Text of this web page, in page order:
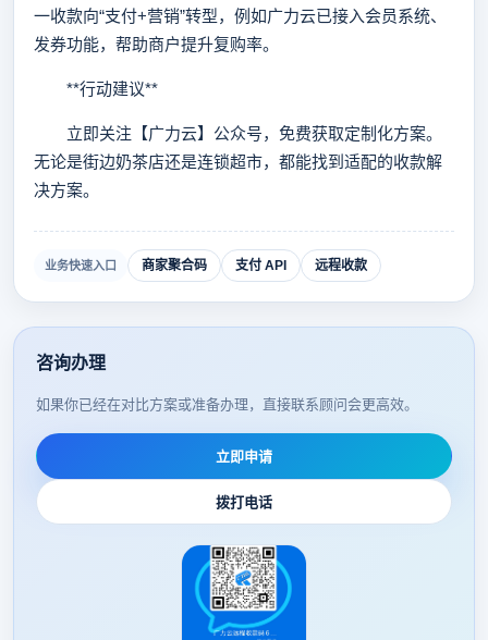
一收款向“支付+营销”转型，例如广力云已接入会员系统、
发券功能，帮助商户提升复购率。
**行动建议**
立即关注【广力云】公众号，免费获取定制化方案。
无论是街边奶茶店还是连锁超市，都能找到适配的收款解
决方案。
业务快速入口 商家聚合码 支付 API 远程收款
咨询办理
如果你已经在对比方案或准备办理，直接联系顾问会更高效。
立即申请
拨打电话